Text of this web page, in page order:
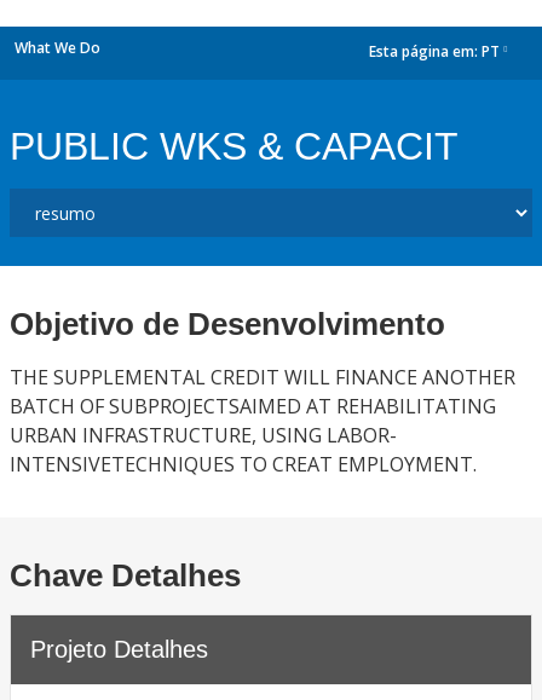
What We Do Esta página em: PT
PUBLIC WKS & CAPACIT
Objetivo de Desenvolvimento
THE SUPPLEMENTAL CREDIT WILL FINANCE ANOTHER
BATCH OF SUBPROJECTSAIMED AT REHABILITATING
URBAN INFRASTRUCTURE, USING LABOR-
INTENSIVETECHNIQUES TO CREAT EMPLOYMENT.
Chave Detalhes
Projeto Detalhes